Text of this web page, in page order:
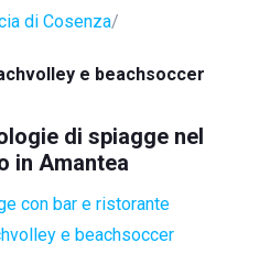
di Cosenza
e beachsoccer
di spiagge nel
in Amantea
con bar e ristorante
e beachsoccer